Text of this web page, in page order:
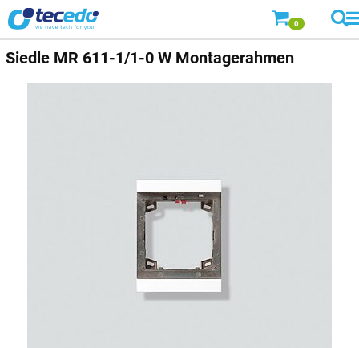
0
Siedle MR 611-1/1-0 W Montagerahmen